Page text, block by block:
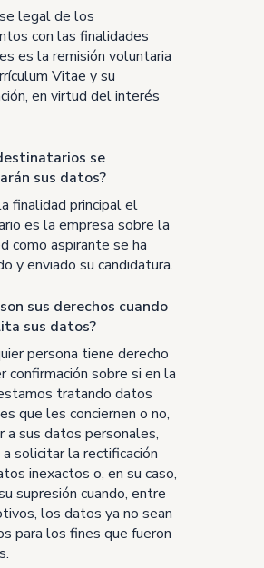
legal de los
con las finalidades
es la remisión voluntaria
Vitae y su
en virtud del interés
se
sus datos?
finalidad principal el
es la empresa sobre la
como aspirante se ha
y enviado su candidatura.
sus derechos cuando
sus datos?
persona tiene derecho
confirmación sobre si en la
tratando datos
que les conciernen o no,
a sus datos personales,
a solicitar la rectificación
inexactos o, en su caso,
supresión cuando, entre
los datos ya no sean
para los fines que fueron